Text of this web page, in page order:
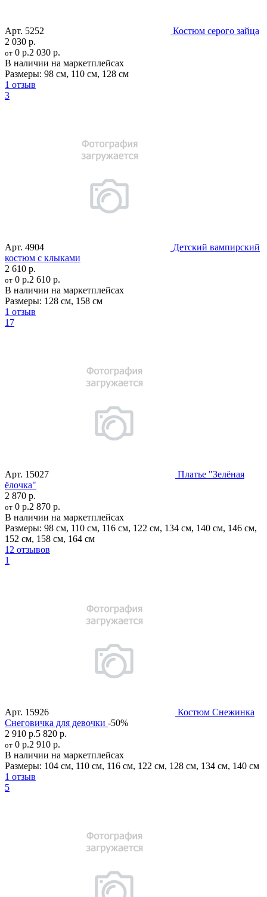
Арт. 5252
Костюм серого зайца
2 030 р.
от 0 р.2 030 р.
В наличии на маркетплейсах
Размеры: 98 см, 110 см, 128 см
1 отзыв
3
Арт. 4904
Детский вампирский
костюм с клыками
2 610 р.
от 0 р.2 610 р.
В наличии на маркетплейсах
Размеры: 128 см, 158 см
1 отзыв
17
Арт. 15027
Платье "Зелёная
ёлочка"
2 870 р.
от 0 р.2 870 р.
В наличии на маркетплейсах
Размеры: 98 см, 110 см, 116 см, 122 см, 134 см, 140 см, 146 см,
152 см, 158 см, 164 см
12 отзывов
1
Арт. 15926
Костюм Снежинка
Снеговичка для девочки -50%
2 910 р.5 820 р.
от 0 р.2 910 р.
В наличии на маркетплейсах
Размеры: 104 см, 110 см, 116 см, 122 см, 128 см, 134 см, 140 см
1 отзыв
5